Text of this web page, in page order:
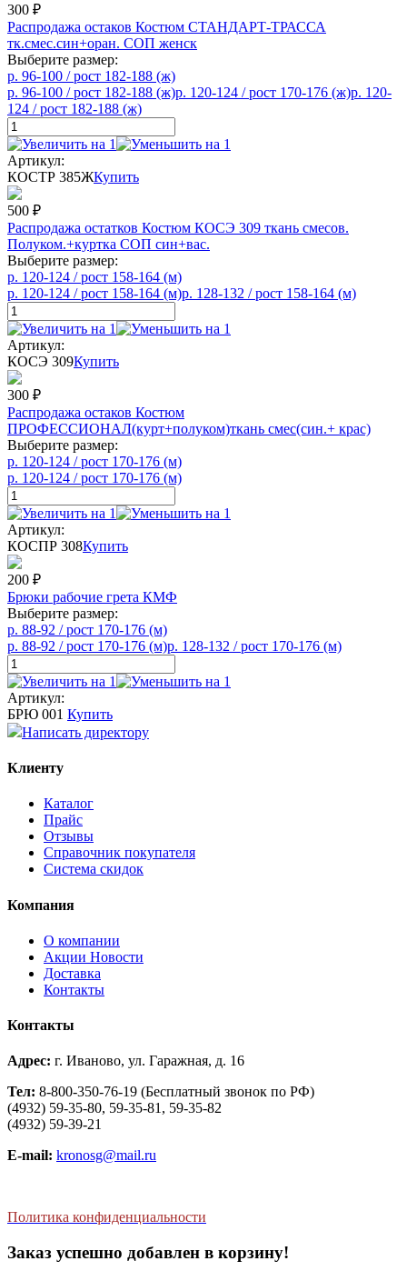
300 ₽
Распродажа остаков Костюм СТАНДАРТ-ТРАССА
тк.смес.син+оран. СОП женск
Выберите размер:
р. 96-100 / рост 182-188 (ж)
р. 96-100 / рост 182-188 (ж)р. 120-124 / рост 170-176 (ж)р. 120-
124 / рост 182-188 (ж)
Артикул:
КОСТР 385ЖКупить
500 ₽
Распродажа остатков Костюм КОСЭ 309 ткань смесов.
Полуком.+куртка СОП син+вас.
Выберите размер:
р. 120-124 / рост 158-164 (м)
р. 120-124 / рост 158-164 (м)р. 128-132 / рост 158-164 (м)
Артикул:
КОСЭ 309Купить
300 ₽
Распродажа остаков Костюм
ПРОФЕССИОНАЛ(курт+полуком)ткань смес(син.+ крас)
Выберите размер:
р. 120-124 / рост 170-176 (м)
р. 120-124 / рост 170-176 (м)
Артикул:
КОСПР 308Купить
200 ₽
Брюки рабочие грета КМФ
Выберите размер:
р. 88-92 / рост 170-176 (м)
р. 88-92 / рост 170-176 (м)р. 128-132 / рост 170-176 (м)
Артикул:
БРЮ 001 Купить
Написать директору
Клиенту
Каталог
Прайс
Отзывы
Справочник покупателя
Система скидок
Компания
О компании
Aкции Новости
Доставка
Контакты
Контакты
Адрес: г. Иваново, ул. Гаражная, д. 16
Тел: 8-800-350-76-19 (Бесплатный звонок по РФ)
(4932) 59-35-80, 59-35-81, 59-35-82
(4932) 59-39-21
E-mail: kronosg@mail.ru
Политика конфиденциальности
Заказ успешно добавлен в корзину!